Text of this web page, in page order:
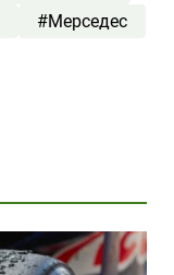
#Мерседес